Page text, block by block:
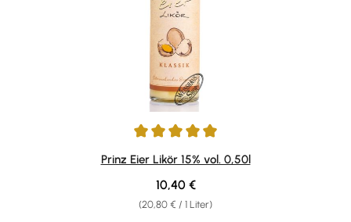
Durchschnittliche Bewertung von 4.88 von 5 Sternen
Prinz Eier Likör 15% vol. 0,50l
(20,80 € / 1 Liter)
Regulärer Preis:
10,40 €